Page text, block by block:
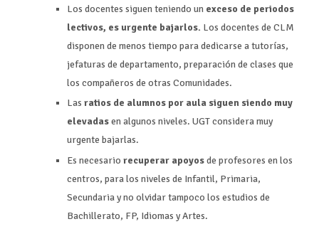
Los docentes siguen teniendo un exceso de periodos
lectivos, es urgente bajarlos. Los docentes de CLM
disponen de menos tiempo para dedicarse a tutorías,
jefaturas de departamento, preparación de clases que
los compañeros de otras Comunidades.
Lasratios de alumnos por aula siguen siendo muy
elevadasen algunos niveles. UGT considera muy
urgente bajarlas.
Es necesariorecuperar apoyosde profesores en los
centros, para los niveles de Infantil, Primaria,
Secundaria y no olvidar tampoco los estudios de
Bachillerato, FP, Idiomas y Artes.